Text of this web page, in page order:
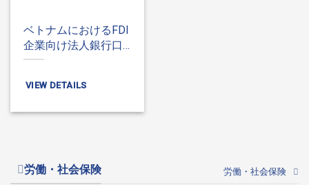
ベトナムにおけるFDI
企業向け法人銀行口
座開設の案内
VIEW DETAILS
労働・社会保険 労働・社会保険